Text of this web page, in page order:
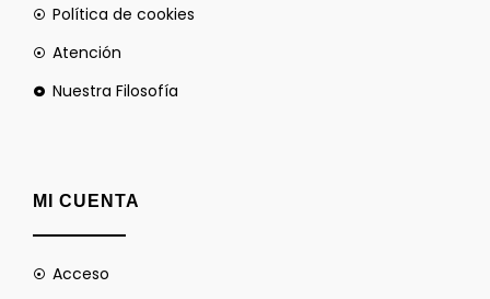
Política de cookies
Atención
Nuestra Filosofía
MI CUENTA
Acceso